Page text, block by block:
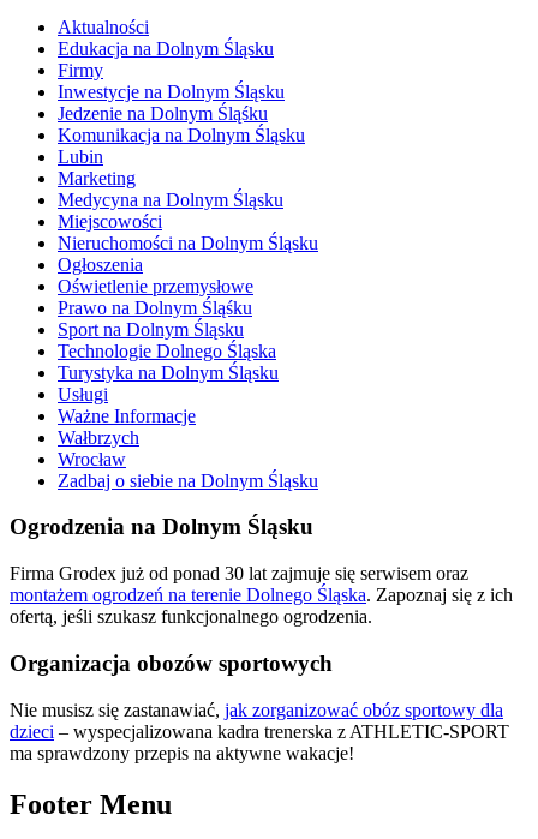
Aktualności
Edukacja na Dolnym Śląsku
Firmy
Inwestycje na Dolnym Śląsku
Jedzenie na Dolnym Śląśku
Komunikacja na Dolnym Śląsku
Lubin
Marketing
Medycyna na Dolnym Śląsku
Miejscowości
Nieruchomości na Dolnym Śląsku
Ogłoszenia
Oświetlenie przemysłowe
Prawo na Dolnym Śląśku
Sport na Dolnym Śląsku
Technologie Dolnego Śląska
Turystyka na Dolnym Śląsku
Usługi
Ważne Informacje
Wałbrzych
Wrocław
Zadbaj o siebie na Dolnym Śląsku
Ogrodzenia na Dolnym Śląsku
Firma Grodex już od ponad 30 lat zajmuje się serwisem oraz
montażem ogrodzeń na terenie Dolnego Śląska. Zapoznaj się z ich
ofertą, jeśli szukasz funkcjonalnego ogrodzenia.
Organizacja obozów sportowych
Nie musisz się zastanawiać, jak zorganizować obóz sportowy dla
dzieci – wyspecjalizowana kadra trenerska z ATHLETIC-SPORT
ma sprawdzony przepis na aktywne wakacje!
Footer Menu